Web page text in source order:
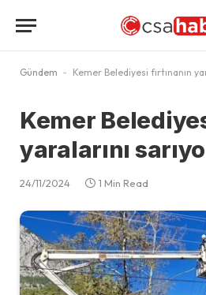
Gündem - Kemer Belediyesi fırtınanın
Kemer
yaralarını
24/11/2024 1 Min Read